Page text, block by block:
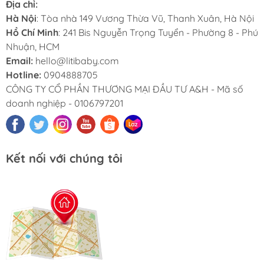
Địa chỉ:
Hà Nội: Tòa nhà 149 Vương Thừa Vũ, Thanh Xuân, Hà Nội
Hồ Chí Minh: 241 Bis Nguyễn Trọng Tuyển - Phường 8 - Phú
Nhuận, HCM
Email: hello@litibaby.com
Hotline: 0904888705
CÔNG TY CỔ PHẦN THƯƠNG MẠI ĐẦU TƯ A&H - Mã số
doanh nghiệp - 0106797201
Kết nối với chúng tôi